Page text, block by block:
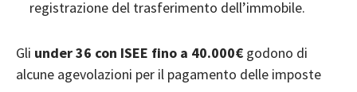
registrazione del trasferimento dell’immobile.
Gli under 36 con ISEE fino a 40.000€ godono di
alcune agevolazioni per il pagamento delle imposte